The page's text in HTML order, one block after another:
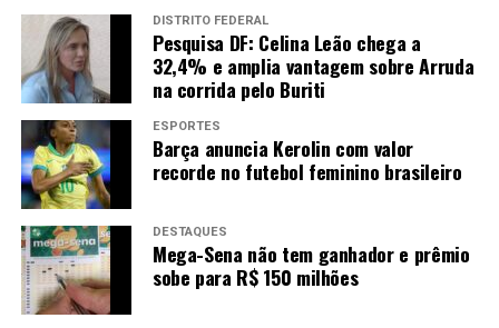
DISTRITO FEDERAL
Pesquisa DF: Celina Leão chega a
32,4% e amplia vantagem sobre Arruda
na corrida pelo Buriti
ESPORTES
Barça anuncia Kerolin com valor
recorde no futebol feminino brasileiro
DESTAQUES
Mega-Sena não tem ganhador e prêmio
sobe para R$ 150 milhões